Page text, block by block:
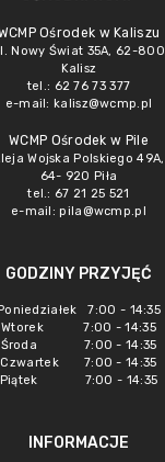
Ośrodek w Kaliszu
Nowy Świat 35A, 62-800
Kalisz
tel.: 62 76 73 377
e-mail: kalisz@wcmp.pl
WCMP Ośrodek w Pile
Wojska Polskiego 49A,
64- 920 Piła
tel.: 67 21 25 521
e-mail: pila@wcmp.pl
GODZINY PRZYJĘĆ
7:00 - 14:35
Wtorek 7:00 - 14:35
Środa 7:00 - 14:35
Czwartek 7:00 - 14:35
Piątek 7:00 - 14:35
INFORMACJE